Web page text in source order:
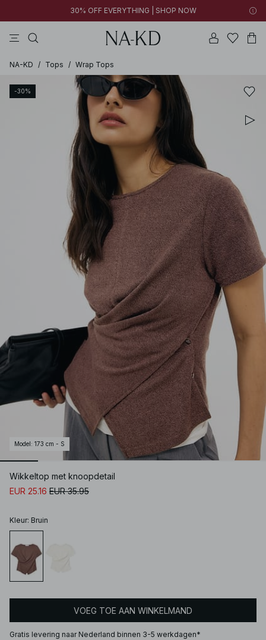
30% OFF EVERYTHING | SHOP NOW
NA-KD / Tops / Wrap Tops
-30%
Model : 173 cm - S
Wikkeltop met knoopdetail
EUR 25.16 EUR 35.95
Kleur: Bruin
VOEG TOE AAN WINKELMAND
Gratis levering naar Nederland binnen 3-5 werkdagen*